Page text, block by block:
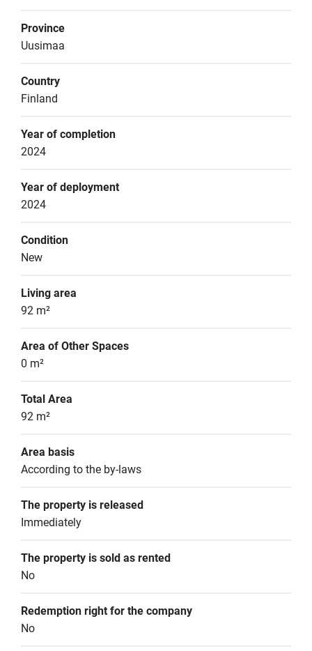
Province
Uusimaa
Country
Finland
Year of completion
2024
Year of deployment
2024
Condition
New
Living area
92 m²
Area of Other Spaces
0 m²
Total Area
92 m²
Area basis
According to the by-laws
The property is released
Immediately
The property is sold as rented
No
Redemption right for the company
No